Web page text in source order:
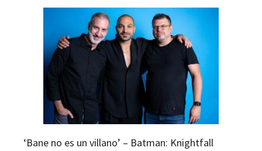
‘Bane no es un villano’ – Batman: Knightfall